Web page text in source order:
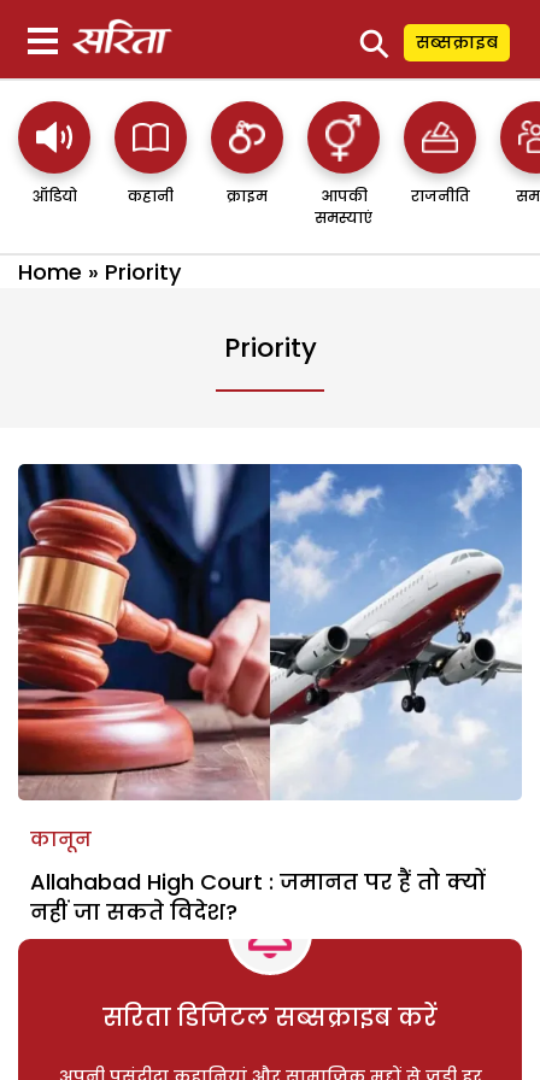
⚲ सब्सक्राइब
ऑडियो कहानी क्राइम
आपकी
समस्याएं
राजनीति
Home » Priority
Priority
कानून
Allahabad High Court : जमानत पर हैं तो क्यों
नहीं जा सकते विदेश?
सरिता डिजिटल सब्सक्राइब करें